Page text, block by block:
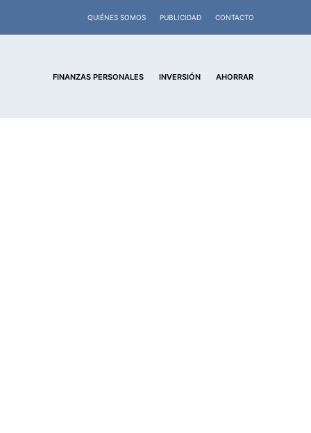
QUIÉNES SOMOS PUBLICIDAD CONTACTO
FINANZAS PERSONALES INVERSIÓN AHORRAR